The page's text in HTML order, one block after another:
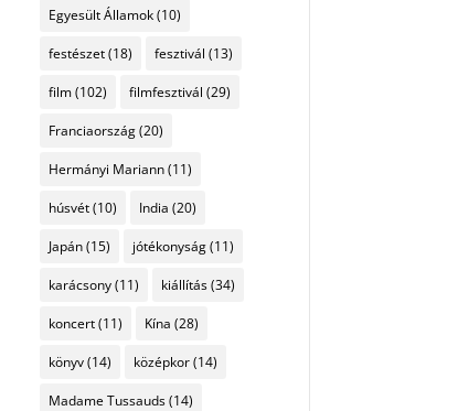
Egyesült Államok(10)
festészet(18) fesztivál (13)
film(102) filmfesztivál (29)
Franciaország(20)
Hermányi Mariann(11)
húsvét(10) India (20)
Japán(15) jótékonyság(11)
karácsony(11) kiállítás(34)
koncert(11) Kína (28)
könyv(14) középkor(14)
Madame Tussauds(14)